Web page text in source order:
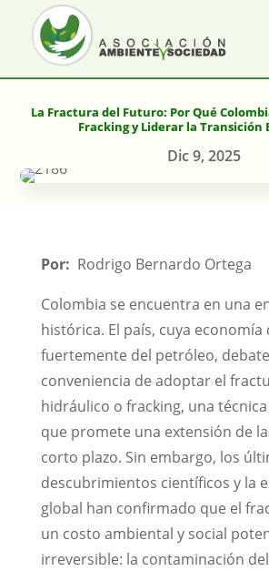
La Fractura del Futuro: Por Qué
Fracking y Liderar la Transición
Dic 9, 2025
Por: Rodrigo Bernardo Ortega
Colombia se encuentra en una
histórica. El país, cuya economía
fuertemente del petróleo,
conveniencia de adoptar el
hidráulico o fracking, una
que promete una extensión de
corto plazo. Sin embargo, los
descubrimientos científicos y la
global han confirmado que el
un costo ambiental y social
irreversible: la contaminación